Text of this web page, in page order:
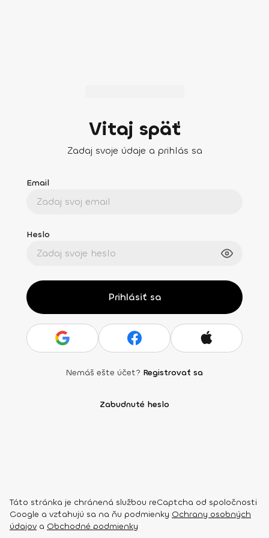
Vitaj späť
Zadaj svoje údaje a prihlás sa
Email
Heslo
Prihlásiť sa
Nemáš ešte účet? Registrovať sa
Zabudnuté heslo
Táto stránka je chránená službou reCaptcha od spoločnosti
Google a vzťahujú sa na ňu podmienky Ochrany osobných
údajov a Obchodné podmienky